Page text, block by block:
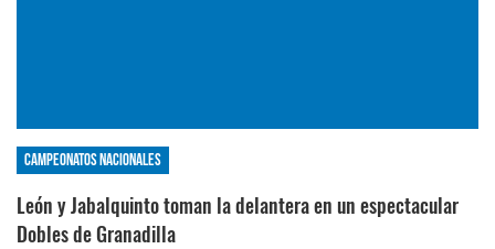
Campeonatos nacionales
León y Jabalquinto toman la delantera en un espectacular
Dobles de Granadilla